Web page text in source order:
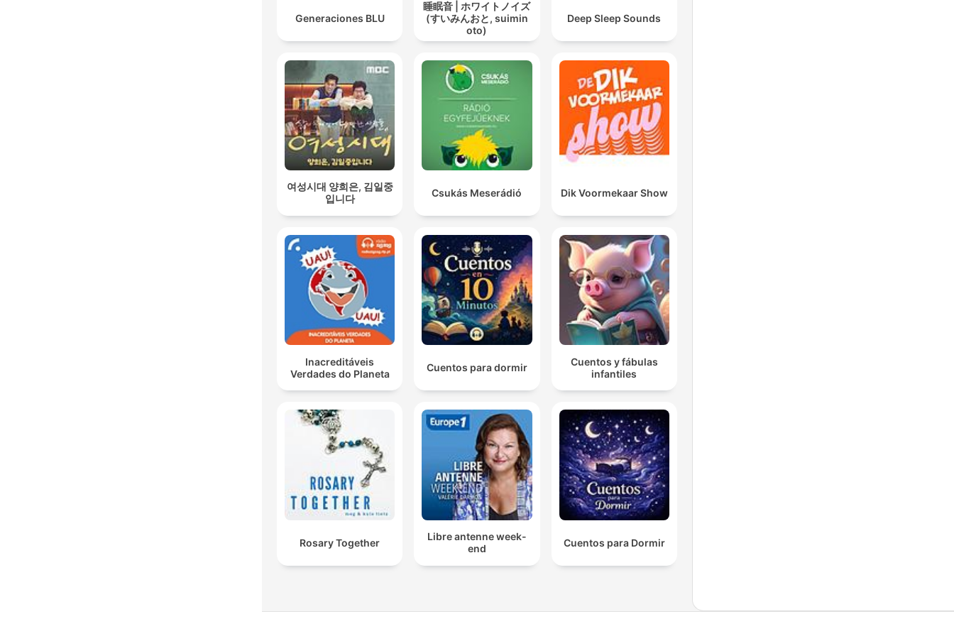
Generaciones BLU
睡眠音 | ホワイトノイズ
(すいみんおと, suimin
oto)
Deep Sleep Sounds
여성시대 양희은, 김일중
입니다
Csukás Meserádió Dik Voormekaar Show
Inacreditáveis
Verdades do Planeta
Cuentos para dormir
Cuentos y fábulas
infantiles
Rosary Together
Libre antenne week-
end
Cuentos para Dormir